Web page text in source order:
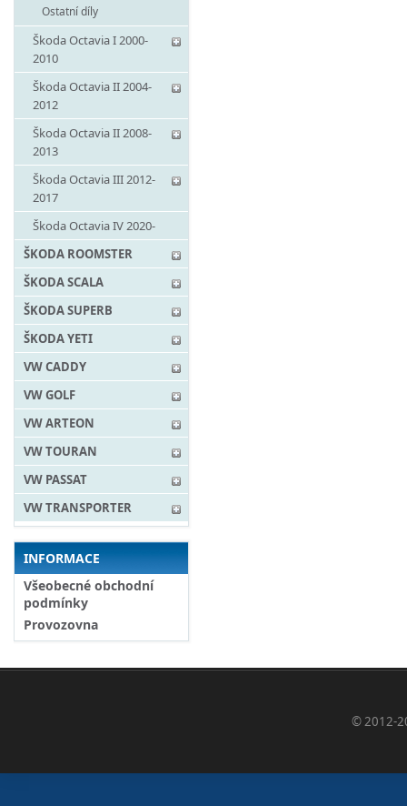
Ostatní díly
Škoda Octavia I 2000-
2010
Škoda Octavia II 2004-
2012
Škoda Octavia II 2008-
2013
Škoda Octavia III 2012-
2017
Škoda Octavia IV 2020-
ŠKODA ROOMSTER
ŠKODA SCALA
ŠKODA SUPERB
ŠKODA YETI
VW CADDY
VW GOLF
VW ARTEON
VW TOURAN
VW PASSAT
VW TRANSPORTER
INFORMACE
Všeobecné obchodní
podmínky
Provozovna
© 2012-